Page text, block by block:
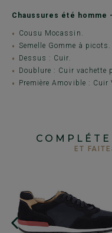
Chaussures été homme
Cousu Mocassin.
Semelle Gomme à picots.
Dessus : Cuir.
Doublure : Cuir vachette
Première Amovible : Cuir
ET